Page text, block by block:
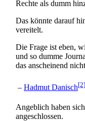
Rechte als dumm
Das könnte darauf
vereitelt.
Die Frage ist eben,
und so dumme
das anscheinend
– Hadmut Danisch[2]
Angeblich haben
angeschlossen.